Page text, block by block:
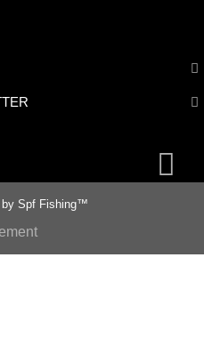
Spf Fishing™